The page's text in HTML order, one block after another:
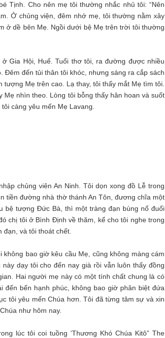
Tịnh. Cho nên mẹ tôi thường nhắc nhủ tôi: “Nên
Ở chủng viện, đêm nhớ mẹ, tôi thường nằm xây
ở dề bên Mẹ. Ngồi dưới bệ Mẹ trên trời tôi thường
Gia Hội, Huế. Tuổi thơ tôi, ra đường được nhiều
đến tủi thân tôi khóc, nhưng sáng ra cắp sách
Mẹ trên cao. Lạ thay, tôi thấy mắt Mẹ tìm tôi.
nhìn theo. Lòng tôi bỗng thấy hân hoan và suốt
càng yêu mến Mẹ Lavang.
chủng viên An Ninh. Tôi dọn xong đồ Lễ trong
tiền đường nhà thờ thánh An Tôn, đương chĩa một
bệ tượng Đức Bà, thì một tràng đạn bùng nổ đuổi
chị tôi ở Bình Định về thăm, kể cho tôi nghe trong
đạn, và tôi thoát chết.
bao giờ kêu cầu Mẹ, cũng không màng cám
dạy tôi cho đến nay già rồi vẫn luôn thấy đồng
Hai người mẹ này có một tính chất chung là có
bến hạnh phúc, không bao giờ phân biệt đứa
tôi yêu mến Chúa hơn. Tôi đã từng tâm sự và xin
như hôm nay.
lúc tôi coi tuồng ‘Thương Khó Chúa Kitô” The